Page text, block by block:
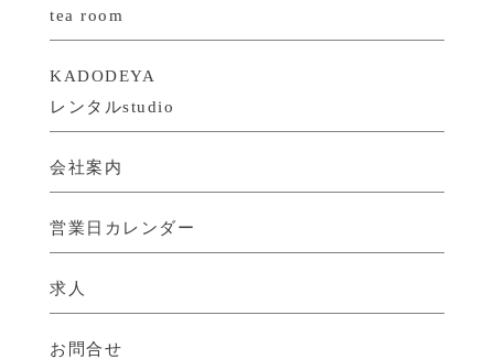
tea room
KADODEYA
レンタルstudio
会社案内
営業日カレンダー
求人
お問合せ